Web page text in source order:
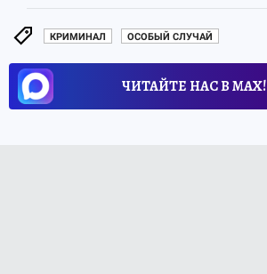
КРИМИНАЛ ОСОБЫЙ СЛУЧАЙ
ЧИТАЙТЕ НАС В МАХ!